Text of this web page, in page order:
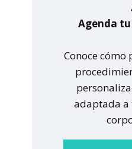
Agenda
Conoce
adaptada a